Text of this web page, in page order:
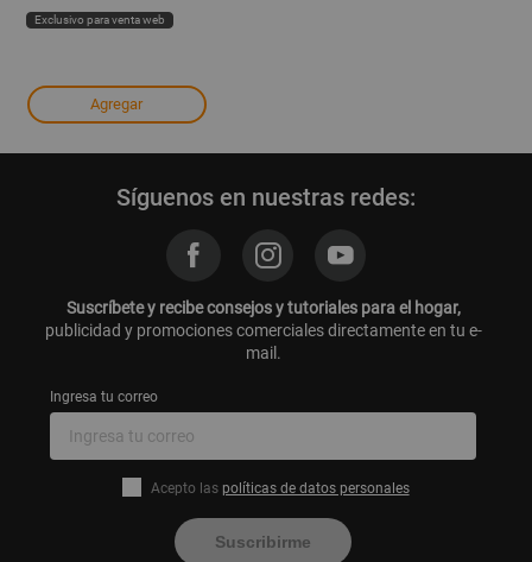
Exclusivo para venta web
Agregar
Síguenos en nuestras redes:
Suscríbete y recibe consejos y tutoriales para el hogar,
publicidad y promociones comerciales directamente en tu e-
mail.
Ingresa tu correo
Acepto las políticas de datos personales
Suscribirme